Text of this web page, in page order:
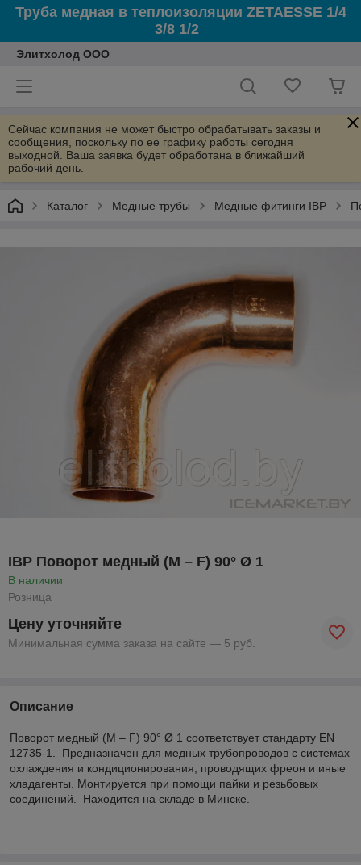
Труба медная в теплоизоляции ZETAESSE 1/4
3/8 1/2
Элитхолод ООО
Сейчас компания не может быстро обрабатывать заказы и
сообщения, поскольку по ее графику работы сегодня
выходной. Ваша заявка будет обработана в ближайший
рабочий день.
Каталог Медные трубы Медные фитинги IBP
IBP Поворот медный (M – F) 90° Ø 1
В наличии
Розница
Цену уточняйте
Минимальная сумма заказа на сайте — 5 руб.
Описание
Поворот медный (M – F) 90° Ø 1 соответствует стандарту EN
12735-1. Предназначен для медных трубопроводов с системах
охлаждения и кондиционирования, проводящих фреон и иные
хладагенты. Монтируется при помощи пайки и резьбовых
соединений. Находится на складе в Минске.